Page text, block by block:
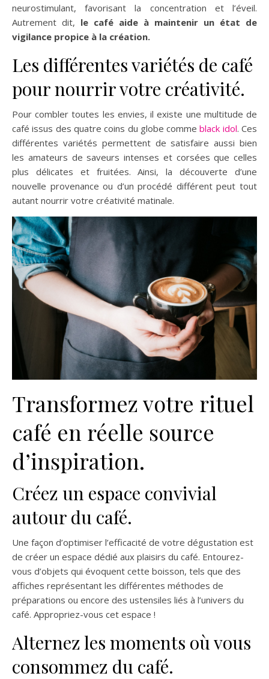
neurostimulant, favorisant la concentration et l’éveil.
Autrement dit, le café aide à maintenir un état de
vigilance propice à la création.
Les différentes variétés de café
pour nourrir votre créativité.
Pour combler toutes les envies, il existe une multitude de
café issus des quatre coins du globe commeblack idol. Ces
différentes variétés permettent de satisfaire aussi bien
les amateurs de saveurs intenses et corsées que celles
plus délicates et fruitées. Ainsi, la découverte d’une
nouvelle provenance ou d’un procédé différent peut tout
autant nourrir votre créativité matinale.
Transformez votre rituel
café en réelle source
d’inspiration.
Créez un espace convivial
autour du café.
Une façon d’optimiser l’efficacité de votre dégustation est
de créer un espace dédié aux plaisirs du café. Entourez-
vous d’objets qui évoquent cette boisson, tels que des
affiches représentant les différentes méthodes de
préparations ou encore des ustensiles liés à l’univers du
café. Appropriez-vous cet espace !
Alternez les moments où vous
consommez du café.